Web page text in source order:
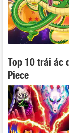
Top 10 trái ác
Piece